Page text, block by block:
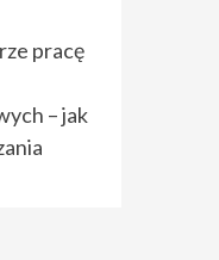
i
–
obróbki
pracę
– jak